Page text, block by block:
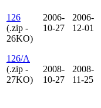
126
(.zip -
26KO)
126/A
(.zip -
27KO)
2006-
10-27
2008-
10-27
2006-
12-01
2008-
11-25